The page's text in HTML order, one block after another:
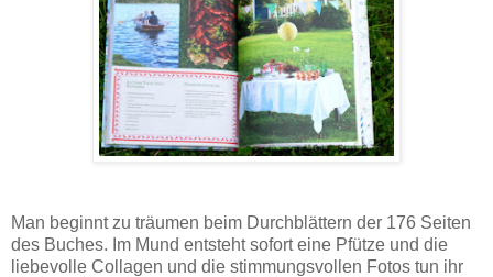
Man beginnt zu träumen beim Durchblättern der 176 Seiten
des Buches. Im Mund entsteht sofort eine Pfütze und die
liebevolle Collagen und die stimmungsvollen Fotos tun ihr